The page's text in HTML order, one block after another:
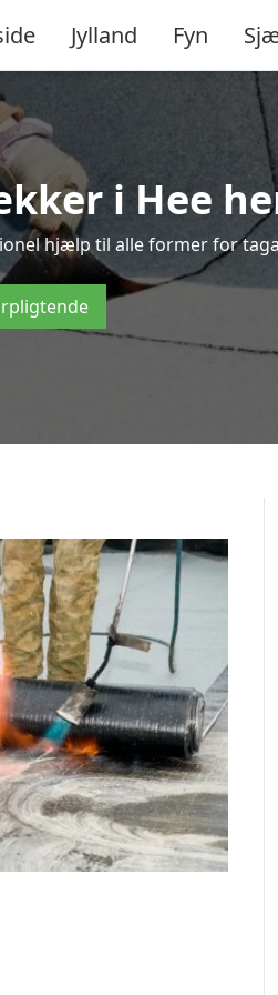
Jylland Fyn
i Hee
hjælp til alle former for